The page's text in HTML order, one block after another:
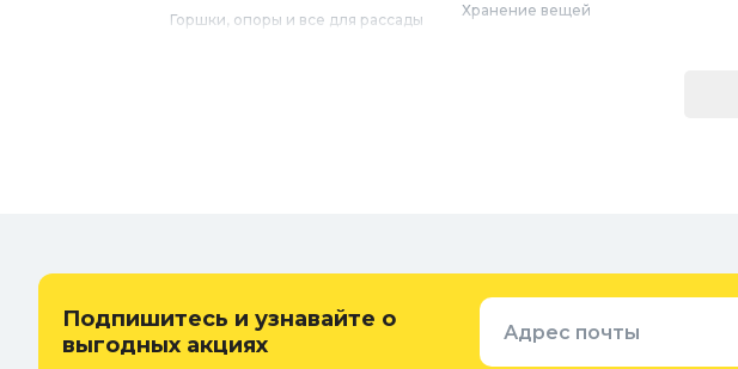
Горшки, опоры и все для рассады
Теплицы, парники и укрывной
материал
Хранение вещей
Придверные коврики
Подпишитесь и узнавайте о
выгодных акциях
Адрес почты